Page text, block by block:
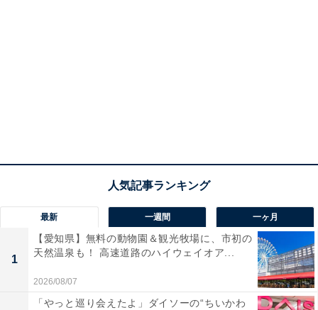
最新 一週間 一ヶ月
1
【愛知県】無料の動物園＆観光牧場に、市初の
天然温泉も！ 高速道路のハイウェイオア...
2026/08/07
「やっと巡り会えたよ」ダイソーの“ちいかわ